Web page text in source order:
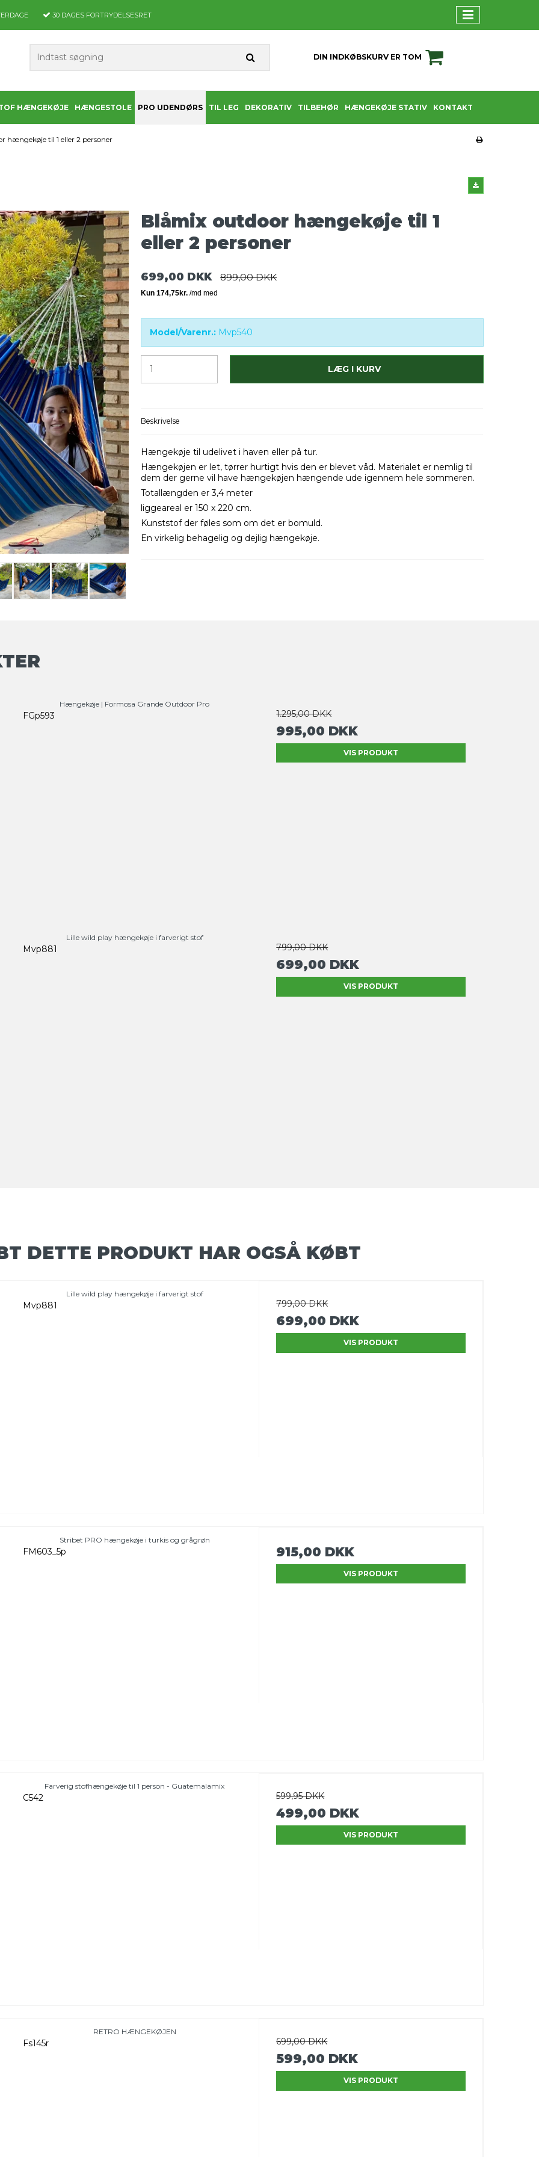
30 DAGES FORTRYDELSESRET
DIN INDKØBSKURV ER TOM
HÆNGEKØJE HÆNGESTOLE PRO UDENDØRS TIL LEG DEKORATIV TILBEHØR HÆNGEKØJE STATIV KONTAKT
hængekøje til 1 eller 2 personer
Blåmix outdoor hængekøje til 1
eller 2 personer
699,00 DKK 899,00 DKK
Model/Varenr.: Mvp540
LÆG I KURV
Beskrivelse
Hængekøje til udelivet i haven eller på tur.
Hængekøjen er let, tørrer hurtigt hvis den er blevet våd. Materialet er nemlig til
dem der gerne vil have hængekøjen hængende ude igennem hele sommeren.
Totallængden er 3,4 meter
liggeareal er 150 x 220 cm.
Kunststof der føles som om det er bomuld.
En virkelig behagelig og dejlig hængekøje.
Hængekøje | Formosa Grande Outdoor Pro
FGp593 1.295,00 DKK
995,00 DKK
VIS PRODUKT
Lille wild play hængekøje i farverigt stof
Mvp881 799,00 DKK
699,00 DKK
VIS PRODUKT
DETTE PRODUKT HAR OGSÅ KØBT
Lille wild play hængekøje i farverigt stof
Mvp881 799,00 DKK
699,00 DKK
VIS PRODUKT
Stribet PRO hængekøje i turkis og grågrøn
FM603_5p 915,00 DKK
VIS PRODUKT
Farverig stofhængekøje til 1 person - Guatemalamix
C542 599,95 DKK
499,00 DKK
VIS PRODUKT
RETRO HÆNGEKØJEN
Fs145r 699,00 DKK
599,00 DKK
VIS PRODUKT